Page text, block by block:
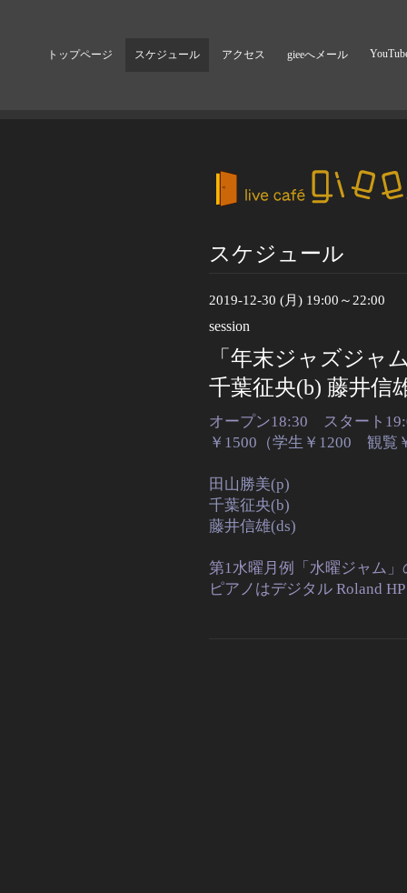
トップページ スケジュール アクセス gieeへメール
スケジュール
2019-12-30 (月) 19:00～22:00
session
「年末ジャズジャ
千葉征央(b) 藤井信
オープン18:30 スタート
￥1500（学生￥1200 観覧
田山勝美(p)
千葉征央(b)
藤井信雄(ds)
第1水曜月例「水曜ジャム
ピアノはデジタル Roland